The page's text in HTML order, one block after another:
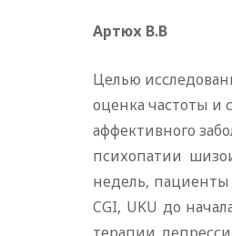
Артюх В.В
Целью
оценка частоты и
аффективного
психопатии
недель, пациенты
CGI, UKU до